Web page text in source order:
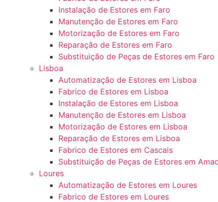
Instalação de Estores em Faro
Manutenção de Estores em Faro
Motorização de Estores em Faro
Reparação de Estores em Faro
Substituição de Peças de Estores em Faro
Lisboa
Automatização de Estores em Lisboa
Fabrico de Estores em Lisboa
Instalação de Estores em Lisboa
Manutenção de Estores em Lisboa
Motorização de Estores em Lisboa
Reparação de Estores em Lisboa
Fabrico de Estores em Cascais
Substituição de Peças de Estores em
Loures
Automatização de Estores em Loures
Fabrico de Estores em Loures